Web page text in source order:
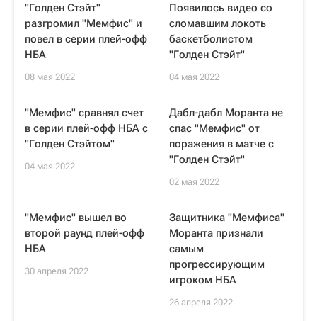
"Голден Стэйт"
разгромил "Мемфис" и
повел в серии плей-офф
НБА
08 мая 2022
Появилось видео со
сломавшим локоть
баскетболистом
"Голден Стэйт"
04 мая 2022
"Мемфис" сравнял счет
в серии плей-офф НБА с
"Голден Стэйтом"
04 мая 2022
Дабл-дабл Моранта не
спас "Мемфис" от
поражения в матче c
"Голден Стэйт"
02 мая 2022
"Мемфис" вышел во
второй раунд плей-офф
НБА
30 апреля 2022
Защитника "Мемфиса"
Моранта признали
самым
прогрессирующим
игроком НБА
26 апреля 2022